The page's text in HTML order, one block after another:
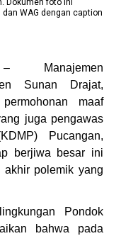
WAG dengan caption
Sunan Drajat,
maaf
juga pengawas
Pucangan,
berjiwa besar ini
polemik yang
Pondok
bahwa pada